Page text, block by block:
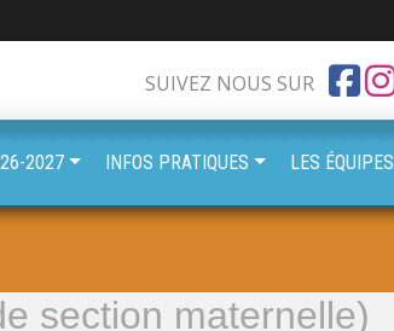
section maternelle)
SUIVEZ NOUS SUR
2027 INFOS PRATIQUES LES ÉQUIPES